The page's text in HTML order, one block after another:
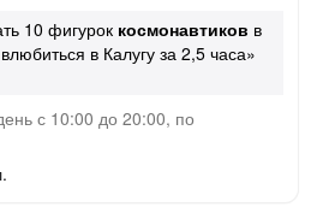
10 фигурок космонавтиков в
в Калугу за 2,5 часа»
с 10:00 до 20:00, по